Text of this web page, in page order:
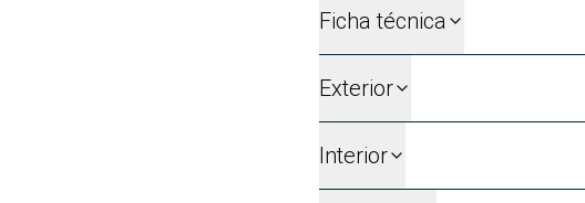
Ficha técnica
Exterior
Interior